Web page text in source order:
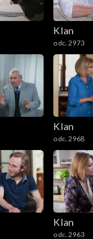
Klan
odc. 2973
Klan
odc. 2968
Klan
odc. 2963